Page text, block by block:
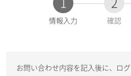
1
現
情報入力
2
確認
お問い合わせ内容を記入後に、ロ